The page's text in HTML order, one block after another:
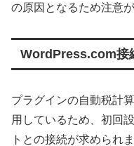
の原因となるため注意が
WordPress.com接
プラグインの自動税計
用しているため、初回
トとの接続が求められ